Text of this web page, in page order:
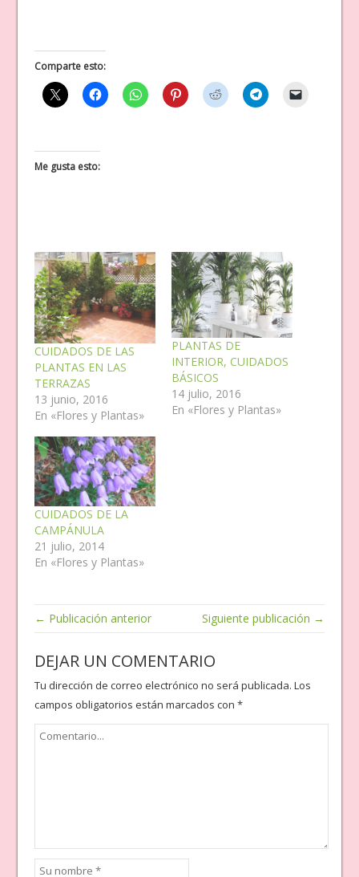
Comparte esto:
Me gusta esto:
CUIDADOS DE LAS
PLANTAS EN LAS
TERRAZAS
13 junio, 2016
En «Flores y Plantas»
PLANTAS DE
INTERIOR, CUIDADOS
BÁSICOS
14 julio, 2016
En «Flores y Plantas»
CUIDADOS DE LA
CAMPÁNULA
21 julio, 2014
En «Flores y Plantas»
← Publicación anterior Siguiente publicación →
DEJAR UN COMENTARIO
Tu dirección de correo electrónico no será publicada. Los
campos obligatorios están marcados con *